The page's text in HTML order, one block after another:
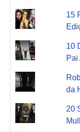
15
10
Pai
da
20